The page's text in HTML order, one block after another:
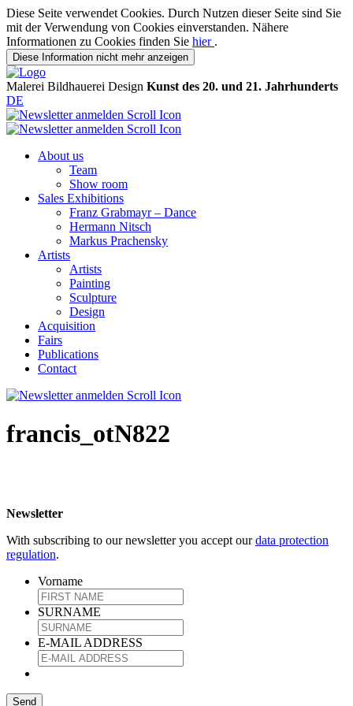
Diese Seite verwendet Cookies. Durch Nutzen dieser Seite sind Sie
mit der Verwendung von Cookies einverstanden. Nähere
Informationen zu Cookies finden Sie hier .
Diese Information nicht mehr anzeigen
Malerei Bildhauerei Design Kunst des 20. und 21. Jahrhunderts
DE
About us
Team
Show room
Sales Exhibitions
Franz Grabmayr – Dance
Hermann Nitsch
Markus Prachensky
Artists
Artists
Painting
Sculpture
Design
Acquisition
Fairs
Publications
Contact
francis_otN822
Newsletter
With subscribing to our newsletter you accept ourdata protection
regulation.
Vorname
SURNAME
E-MAIL ADDRESS